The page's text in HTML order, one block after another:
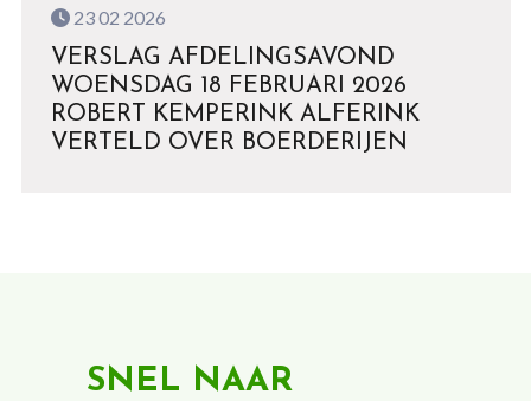
23 02 2026
VERSLAG AFDELINGSAVOND
WOENSDAG 18 FEBRUARI 2026
ROBERT KEMPERINK ALFERINK
VERTELD OVER BOERDERIJEN
SNEL NAAR